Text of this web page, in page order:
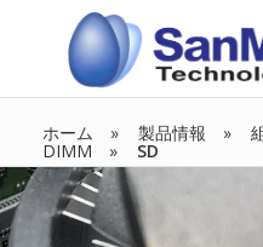
ホーム 製品情報
DIMM SD